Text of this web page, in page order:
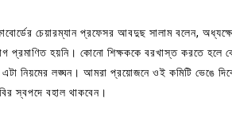
চেয়ারম্যান প্রফেসর আবদুছ সালাম বলেন,
প্রমাণিত হয়নি। কোনো শিক্ষককে বরখাস্ত করতে হলে
এটা নিয়মের লঙ্ঘন। আমরা প্রয়োজনে ওই কমিটি ভেঙে
স্বপদে বহাল থাকবেন।